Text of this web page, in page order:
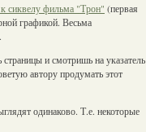
к сиквелу фильма "Трон" (первая
графикой. Весьма
.
страницы и смотришь на указатель
автору продумать этот
одинаково. Т.е. некоторые